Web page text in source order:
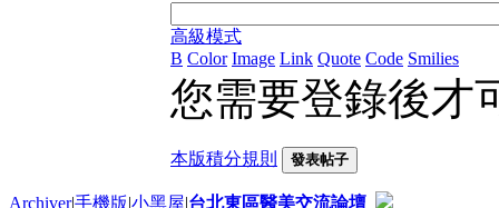
高級模式
B Color Image Link Quote Code Smilies
您需要登錄後才
本版積分規則 發表帖子
Archiver|手機版|小黑屋|台北東區醫美交流論壇